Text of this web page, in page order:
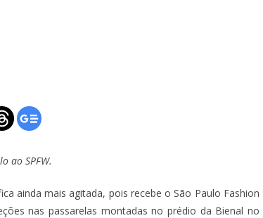
ao SPFW.
ainda mais agitada, pois recebe o São Paulo Fashion
nas passarelas montadas no prédio da Bienal no